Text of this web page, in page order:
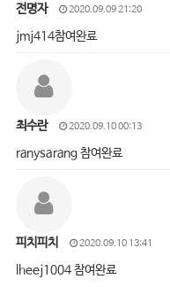
전명자 2020.09.09 21:20
jmj414참여완료
최수란 2020.09.10 00:13
ranysarang 참여완료
피치피치 2020.09.10 13:41
lheej1004 참여완료